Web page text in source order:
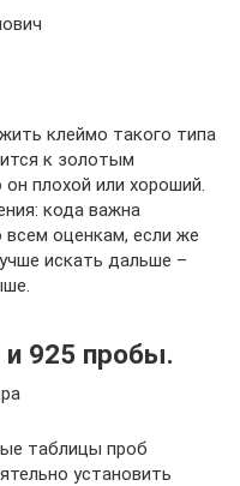
клеймо такого типа
к золотым
плохой или хороший.
кода важна
оценкам, если же
искать дальше –
и 925 пробы.
таблицы проб
установить